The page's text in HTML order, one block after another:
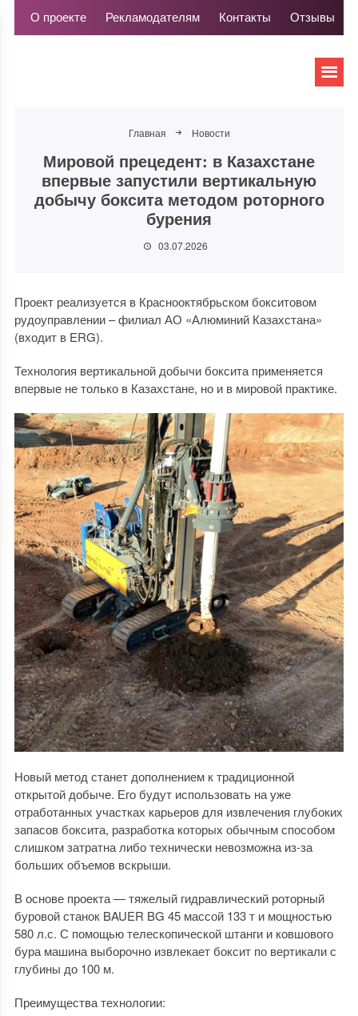
О проекте Рекламодателям Контакты Отзывы
Главная Новости
Мировой прецедент: в Казахстане
впервые запустили вертикальную
добычу боксита методом роторного
бурения
03.07.2026
Проект реализуется в Краснооктябрьском бокситовом
рудоуправлении – филиал АО «Алюминий Казахстана»
(входит в ERG).
Технология вертикальной добычи боксита применяется
впервые не только в Казахстане, но и в мировой практике.
Новый метод станет дополнением к традиционной
открытой добыче. Его будут использовать на уже
отработанных участках карьеров для извлечения глубоких
запасов боксита, разработка которых обычным способом
слишком затратна либо технически невозможна из-за
больших объемов вскрыши.
В основе проекта — тяжелый гидравлический роторный
буровой станок BAUER BG 45 массой 133 т и мощностью
580 л.с. С помощью телескопической штанги и ковшового
бура машина выборочно извлекает боксит по вертикали с
глубины до 100 м.
Преимущества технологии: